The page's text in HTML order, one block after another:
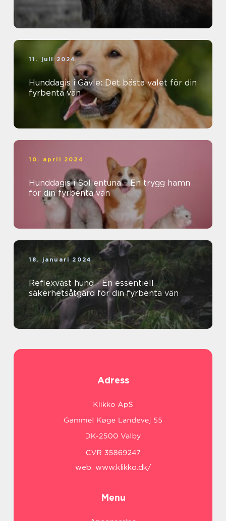
11. juli 2024
Hunddagis i Gävle: Det bästa valet för din
fyrbenta vän
10. april 2024
Hunddagis i Sollentuna – En trygg hamn
för din fyrbenta vän
18. januari 2024
Reflexväst hund - En essentiell
säkerhetsåtgärd för din fyrbenta vän
Adress
web: www.klikko.dk/
Menu